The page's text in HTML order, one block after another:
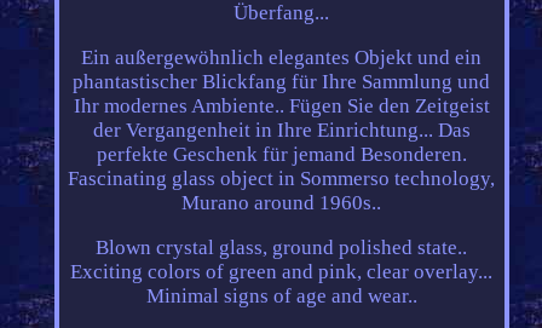
Überfang...
Ein außergewöhnlich elegantes Objekt und ein
phantastischer Blickfang für Ihre Sammlung und
Ihr modernes Ambiente.. Fügen Sie den Zeitgeist
der Vergangenheit in Ihre Einrichtung... Das
perfekte Geschenk für jemand Besonderen.
Fascinating glass object in Sommerso technology,
Murano around 1960s..
Blown crystal glass, ground polished state..
Exciting colors of green and pink, clear overlay...
Minimal signs of age and wear..